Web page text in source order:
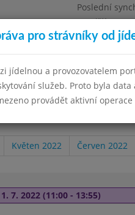
Poslední
Pondělí
Kontakty a informace
Květen 2022 Červen 2022
7. 2022 (11:00 - 13:55)
pro strávníky od
jídelnou a provozovatelem
služeb. Proto byla
provádět aktivní